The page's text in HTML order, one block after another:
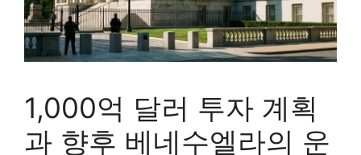
1,000억 달러 투자 계획
과 향후 베네수엘라의 운